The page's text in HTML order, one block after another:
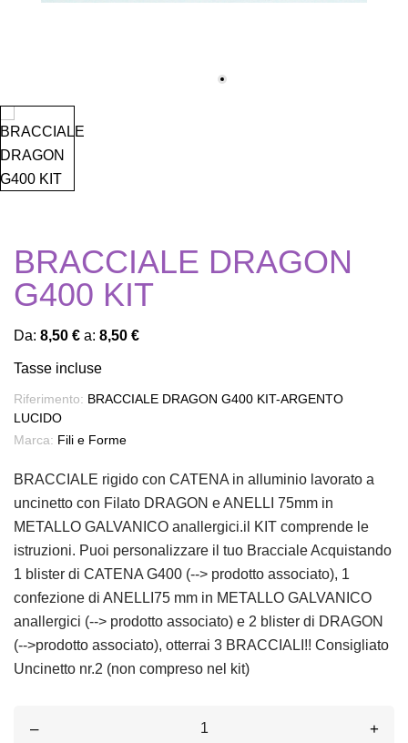
BRACCIALE DRAGON
G400 KIT
Da: 8,50 € a: 8,50 €
Tasse incluse
Riferimento: BRACCIALE DRAGON G400 KIT-ARGENTO
LUCIDO
Marca: Fili e Forme
BRACCIALE rigido con CATENA in alluminio lavorato a
uncinetto con Filato DRAGON e ANELLI 75mm in
METALLO GALVANICO anallergici.il KIT comprende le
istruzioni. Puoi personalizzare il tuo Bracciale Acquistando
1 blister di CATENA G400 (--> prodotto associato), 1
confezione di ANELLI75 mm in METALLO GALVANICO
anallergici (--> prodotto associato) e 2 blister di DRAGON
(-->prodotto associato), otterrai 3 BRACCIALI!! Consigliato
Uncinetto nr.2 (non compreso nel kit)
– +